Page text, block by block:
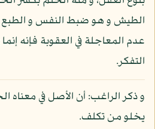
الطيش و هو ضبط النفس و
عدم المعاجلة في العقوبة فإنه
التفكر.
و ذكر الراغب: أن الأصل في معناه
يخلو من تكلف.